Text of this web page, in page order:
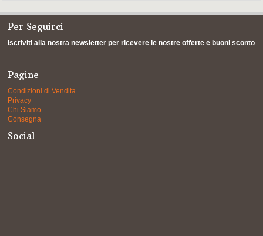
Per Seguirci
Iscriviti alla nostra newsletter per ricevere le nostre offerte e buoni sconto
Pagine
Condizioni di Vendita
Privacy
Chi Siamo
Consegna
Social